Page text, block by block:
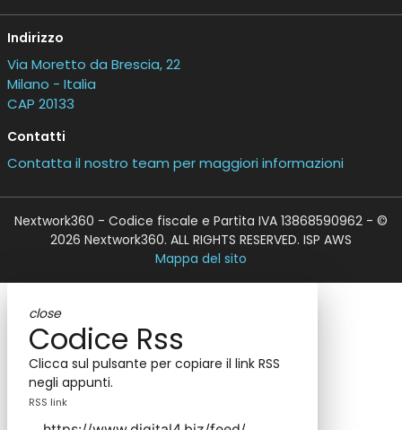
Indirizzo
Via Moretto da Brescia, 22
Milano - Italia
CAP 20133
Contatti
Contatta il nostro team per maggiori informazioni
Nextwork360 - Codice fiscale e Partita IVA 13868590962 - ©
2026 Nextwork360. ALL RIGHTS RESERVED. ISP AWS
Mappa del sito
close
Codice Rss
Clicca sul pulsante per copiare il link RSS
negli appunti.
RSS link